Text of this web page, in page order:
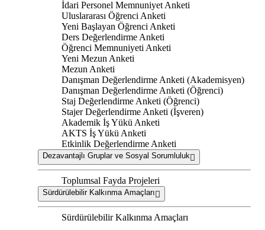
İdari Personel Memnuniyet Anketi
Uluslararası Öğrenci Anketi
Yeni Başlayan Öğrenci Anketi
Ders Değerlendirme Anketi
Öğrenci Memnuniyeti Anketi
Yeni Mezun Anketi
Mezun Anketi
Danışman Değerlendirme Anketi (Akademisyen)
Danışman Değerlendirme Anketi (Öğrenci)
Staj Değerlendirme Anketi (Öğrenci)
Stajer Değerlendirme Anketi (İşveren)
Akademik İş Yükü Anketi
AKTS İş Yükü Anketi
Etkinlik Değerlendirme Anketi
Dezavantajlı Gruplar ve Sosyal Sorumluluk
Toplumsal Fayda Projeleri
Sürdürülebilir Kalkınma Amaçları
Sürdürülebilir Kalkınma Amaçları